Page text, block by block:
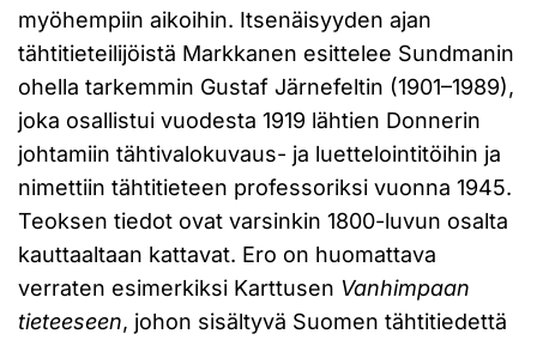
myöhempiin aikoihin. Itsenäisyyden ajan
tähtitieteilijöistä Markkanen esittelee Sundmanin
ohella tarkemmin Gustaf Järnefeltin (1901–1989),
joka osallistui vuodesta 1919 lähtien Donnerin
johtamiin tähtivalokuvaus- ja luettelointitöihin ja
nimettiin tähtitieteen professoriksi vuonna 1945.
Teoksen tiedot ovat varsinkin 1800-luvun osalta
kauttaaltaan kattavat. Ero on huomattava
verraten esimerkiksi Karttusen Vanhimpaan
tieteeseen, johon sisältyvä Suomen tähtitiedettä